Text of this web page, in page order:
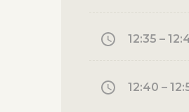
12:35 –
12:40 –